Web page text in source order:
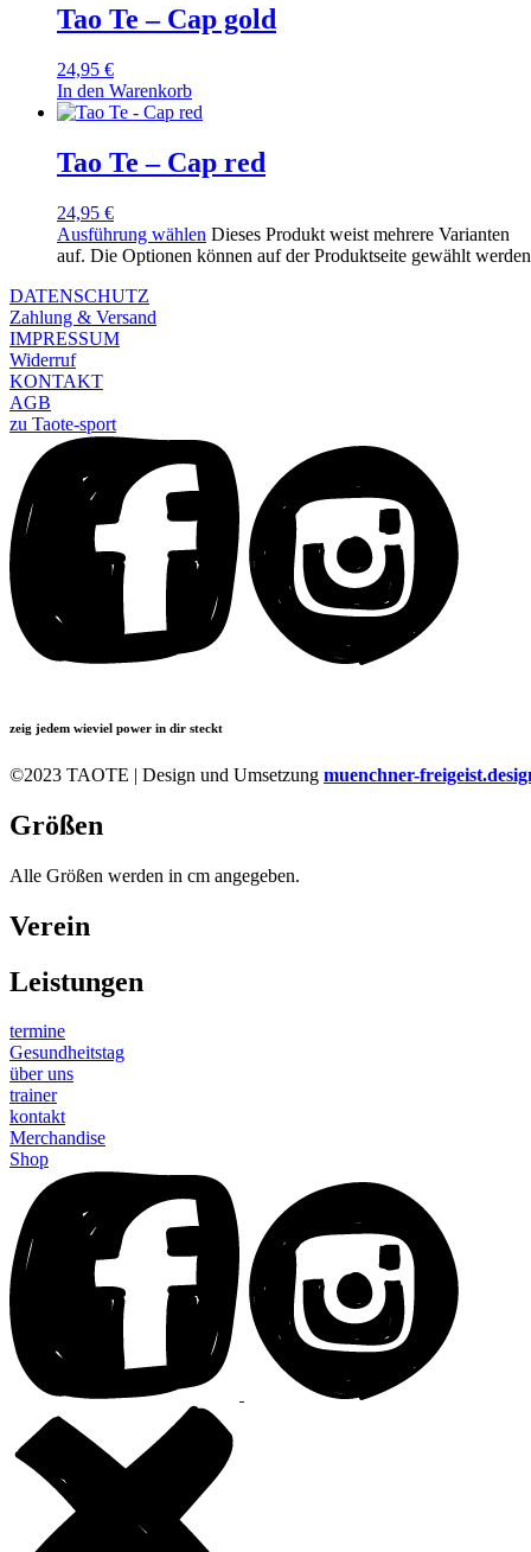
Tao Te – Cap gold
24,95 €
In den Warenkorb
Tao Te – Cap red
24,95 €
Ausführung wählen Dieses Produkt weist mehrere Varianten
auf. Die Optionen können auf der Produktseite gewählt werden
DATENSCHUTZ
Zahlung & Versand
IMPRESSUM
Widerruf
KONTAKT
AGB
zu Taote-sport
zeig jedem wieviel power in dir steckt
©2023 TAOTE | Design und Umsetzung muenchner-
Größen
Alle Größen werden in cm angegeben.
Verein
Leistungen
termine
Gesundheitstag
über uns
trainer
kontakt
Merchandise
Shop